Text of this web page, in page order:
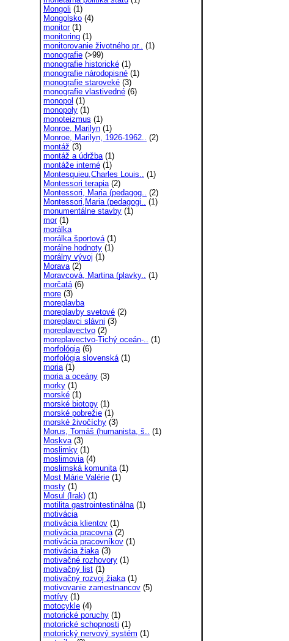
Mongoli (1)
Mongolsko (4)
monitor(1)
monitoring (1)
monitorovanie životného pr.. (1)
monografie (>99)
monografie historické (1)
monografie národopisné (1)
monografie staroveké (3)
monografie vlastivedné (6)
monopol (1)
monopoly (1)
monoteizmus (1)
Monroe, Marilyn (1)
Monroe, Marilyn, 1926-1962.. (2)
montáž (3)
montáž a údržba(1)
montáže interné (1)
Montesquieu,Charles Louis.. (1)
Montessori terapia(2)
Montessori, Maria (pedagog.. (2)
Montessori,Maria (pedagogi.. (1)
monumentálne stavby (1)
mor(1)
morálka
morálka športová(1)
morálne hodnoty (1)
morálny vývoj (1)
Morava(2)
Moravcová, Martina (plavky.. (1)
morčatá(6)
more (3)
moreplavba
moreplavby svetové (2)
moreplavci slávni (3)
moreplavectvo (2)
moreplavectvo-Tichý oceán-.. (1)
morfológia(6)
morfológia slovenská(1)
moria(1)
moria a oceány (3)
morky (1)
morské (1)
morské biotopy (1)
morské pobrežie (1)
morské živočíchy (3)
Morus, Tomáš (humanista, š.. (1)
Moskva(3)
moslimky (1)
moslimovia(4)
moslimská komunita(1)
Most Márie Valérie (1)
mosty (1)
Mosul (Irak) (1)
motilita gastrointestinálna(1)
motivácia
motivácia klientov (1)
motivácia pracovná(2)
motivácia pracovníkov (1)
motivácia žiaka(3)
motivačné rozhovory (1)
motivačný list (1)
motivačný rozvoj žiaka(1)
motivovanie zamestnancov (5)
motívy (1)
motocykle (4)
motorické poruchy (1)
motorické schopnosti (1)
motorický nervový systém (1)